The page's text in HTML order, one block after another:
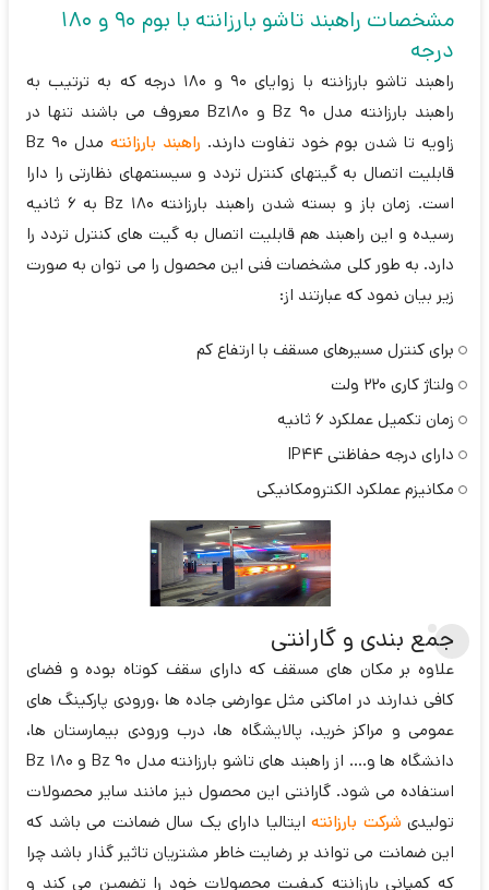
مشخصات راهبند تاشو بارزانته با بوم 90 و 180
درجه
راهبند تاشو بارزانته با زوایای 90 و 180 درجه که به ترتیب به
راهبند بارزانته مدل Bz 90 و Bz180 معروف می باشند تنها در
زاویه تا شدن بوم خود تفاوت دارند. راهبند بارزانته
مدل Bz 90
قابلیت اتصال به گیتهای کنترل تردد و سیستمهای نظارتی را دارا
است. زمان باز و بسته شدن راهبند بارزانته Bz 180 به 6 ثانیه
رسیده و این راهبند هم قابلیت اتصال به گیت های کنترل تردد را
دارد. به طور کلی مشخصات فنی این محصول را می توان به صورت
زیر بیان نمود که عبارتند از:
برای کنترل مسیرهای مسقف با ارتفاع کم
ولتاژ کاری 220 ولت
زمان تکمیل عملکرد 6 ثانیه
دارای درجه حفاظتی IP44
مکانیزم عملکرد الکترومکانیکی
جمع بندی و گارانتی
علاوه بر مکان های مسقف که دارای سقف کوتاه بوده و فضای
کافی ندارند در اماکنی مثل عوارضی جاده ها ،ورودی پارکینگ های
عمومی و مراکز خرید، پالایشگاه ها، درب ورودی بیمارستان ها،
دانشگاه ها و.... از راهبند های تاشو بارزانته مدل Bz 90 و Bz 180
استفاده می شود. گارانتی این محصول نیز مانند سایر محصولات
تولیدی شرکت بارزانته ایتالیا دارای یک سال ضمانت می باشد که
این ضمانت می تواند بر رضایت خاطر مشتریان تاثیر گذار باشد چرا
که کمپانی بارزانته کیفیت محصولات خود را تضمین می کند و